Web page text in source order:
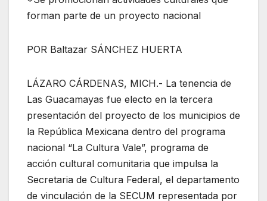
forman parte de un proyecto nacional
POR Baltazar SÁNCHEZ HUERTA
LÁZARO CÁRDENAS, MICH.- La tenencia de
Las Guacamayas fue electo en la tercera
presentación del proyecto de los municipios de
la República Mexicana dentro del programa
nacional “La Cultura Vale”, programa de
acción cultural comunitaria que impulsa la
Secretaria de Cultura Federal, el departamento
de vinculación de la SECUM representada por